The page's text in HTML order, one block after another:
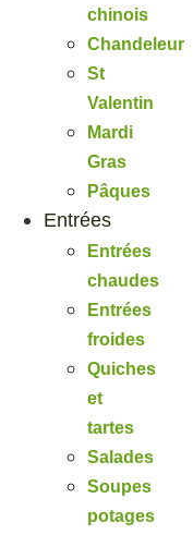
chinois
Chandeleur
St
Valentin
Mardi
Gras
Pâques
Entrées
Entrées
chaudes
Entrées
froides
Quiches
et
tartes
Salades
Soupes
potages